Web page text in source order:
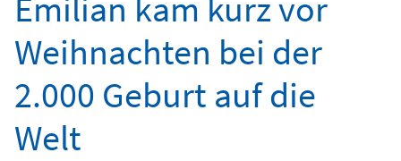
Emilian kam kurz vor
Weihnachten bei der
2.000 Geburt auf die
Welt